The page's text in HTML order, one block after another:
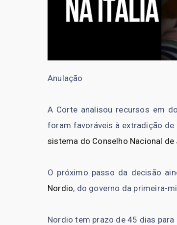
Anulação
A Corte analisou recursos em
foram favoráveis à extradição de
sistema do Conselho Nacional
O próximo passo da decisão
Nordio, do governo da primeira-
Nordio tem prazo de 45 dias